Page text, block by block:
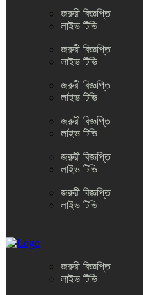
জরুরী বিজ্ঞপ্তি
লাইভ টিভি
জরুরী বিজ্ঞপ্তি
লাইভ টিভি
জরুরী বিজ্ঞপ্তি
লাইভ টিভি
জরুরী বিজ্ঞপ্তি
লাইভ টিভি
জরুরী বিজ্ঞপ্তি
লাইভ টিভি
জরুরী বিজ্ঞপ্তি
লাইভ টিভি
জরুরী বিজ্ঞপ্তি
লাইভ টিভি